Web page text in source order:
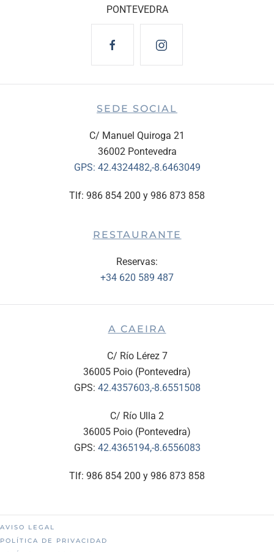
PONTEVEDRA
SEDE SOCIAL
C/ Manuel Quiroga 21
36002 Pontevedra
GPS: 42.4324482,-8.6463049
Tlf: 986 854 200 y 986 873 858
RESTAURANTE
Reservas:
+34 620 589 487
A CAEIRA
C/ Río Lérez 7
36005 Poio (Pontevedra)
GPS: 42.4357603,-8.6551508
C/ Río Ulla 2
36005 Poio (Pontevedra)
GPS: 42.4365194,-8.6556083
Tlf: 986 854 200 y 986 873 858
AVISO LEGAL
POLÍTICA DE PRIVACIDAD